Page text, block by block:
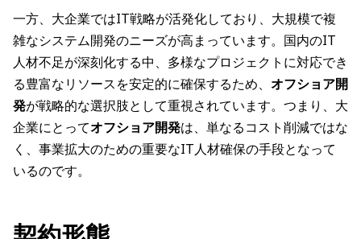
一方、大企業ではIT戦略が活発化しており、大規模で複
雑なシステム開発のニーズが高まっています。国内のIT
人材不足が深刻化する中、多様なプロジェクトに対応でき
る豊富なリソースを安定的に確保するため、 オフショア開
発が戦略的な選択肢として重視されています。つまり、大
企業にとってオフショア開発は、単なるコスト削減ではな
く、事業拡大のための重要なIT人材確保の手段となって
いるのです。